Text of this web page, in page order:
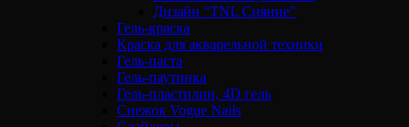
Дизайн “TNL Сияние”
Гель-краска
Краска для акварельной техники
Гель-паста
Гель-паутинка
Гель-пластилин, 4D гель
Снежок Vogue Nails